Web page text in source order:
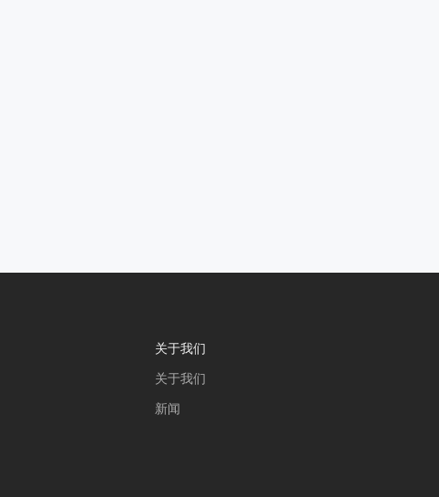
关于我们
关于我们
新闻